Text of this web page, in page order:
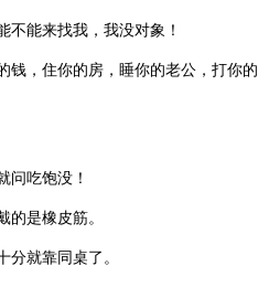
能来找我，我没对象！
钱，住你的房，睡你的老公，打你的
问吃饱没！
是橡皮筋。
就靠同桌了。